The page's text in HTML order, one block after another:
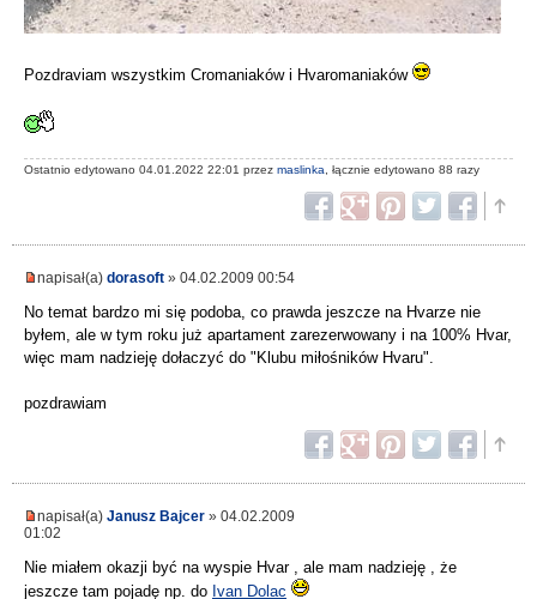
Pozdraviam wszystkim Cromaniaków i Hvaromaniaków
Ostatnio edytowano 04.01.2022 22:01 przez maslinka, łącznie edytowano 88 razy
napisał(a) dorasoft » 04.02.2009 00:54
No temat bardzo mi się podoba, co prawda jeszcze na Hvarze nie
byłem, ale w tym roku już apartament zarezerwowany i na 100% Hvar,
więc mam nadzieję dołaczyć do "Klubu miłośników Hvaru".
pozdrawiam
napisał(a) Janusz Bajcer » 04.02.2009
01:02
Nie miałem okazji być na wyspie Hvar , ale mam nadzieję , że
jeszcze tam pojadę np. do Ivan Dolac